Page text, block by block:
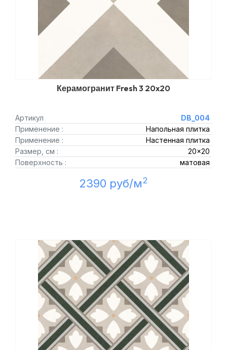
Керамогранит Fresh 3 20x20
Артикул
DB_004
Применение :
Напольная плитка
Применение :
Настенная плитка
Размер, см :
20x20
Поверхность :
матовая
2390 руб/м2